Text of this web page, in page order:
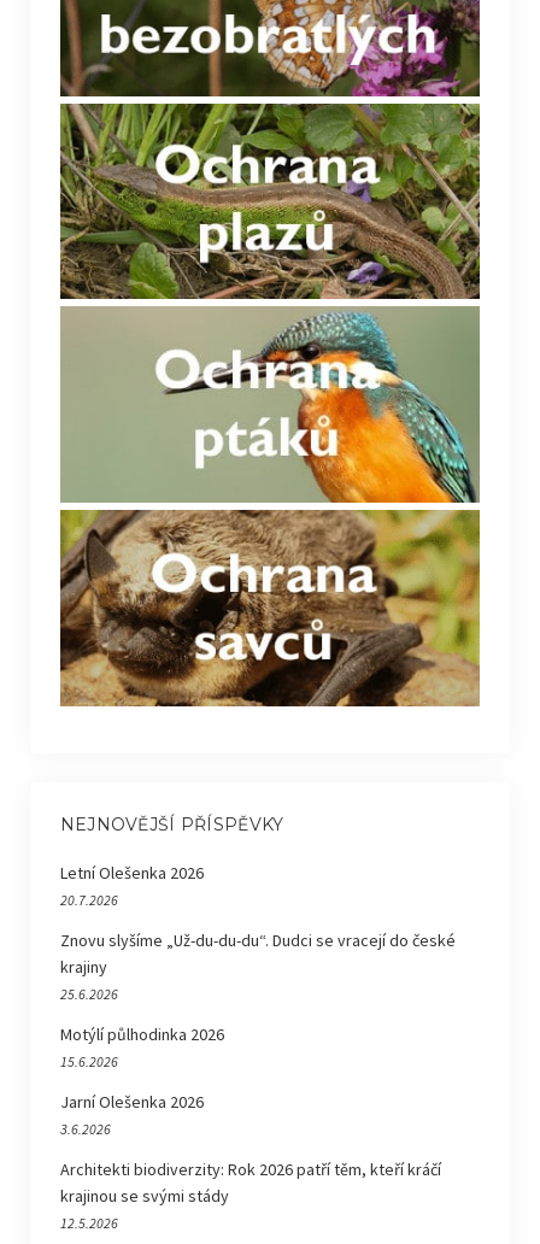
NEJNOVĚJŠÍ PŘÍSPĚVKY
Letní Olešenka 2026
20.7.2026
Znovu slyšíme „Už-du-du-du“. Dudci se vracejí do české
krajiny
25.6.2026
Motýlí půlhodinka 2026
15.6.2026
Jarní Olešenka 2026
3.6.2026
Architekti biodiverzity: Rok 2026 patří těm, kteří kráčí
krajinou se svými stády
12.5.2026